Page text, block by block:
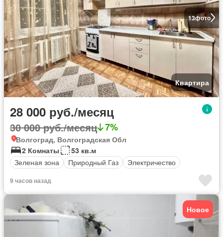
13фото
Квартира
28 000 руб./месяц
30 000 руб./месяц 7%
Волгоград, Волгоградская Обл
2 Комнаты
53 кв.м
Зеленая зона
Природный Газ Электричество
9 часов назад
Новое